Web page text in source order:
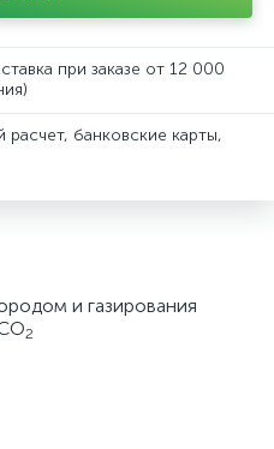
при заказе от 12 000
расчет, банковские карты,
и газирования
2